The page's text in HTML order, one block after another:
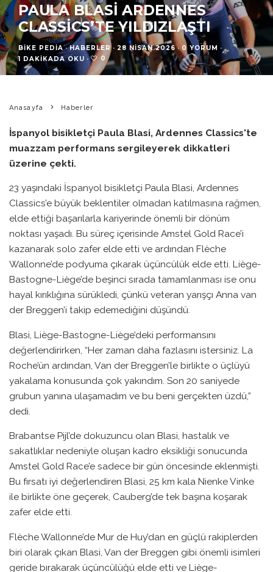
PAULA BLASI ARDENNES
CLASSICS’TE YILDIZLAŞTI
BIKE PEDIA · HABERLER · 28 NISAN 2026 · 0 YORUM ·
1 DAKIKADA OKU · 0
Anasayfa Haberler
İspanyol bisikletçi Paula Blasi, Ardennes Classics'te
muazzam performans sergileyerek dikkatleri
üzerine çekti.
23 yaşındaki İspanyol bisikletçi Paula Blasi, Ardennes
Classics’e büyük beklentiler olmadan katılmasına rağmen,
elde ettiği başarılarla kariyerinde önemli bir dönüm
noktası yaşadı. Bu süreç içerisinde Amstel Gold Race’i
kazanarak solo zafer elde etti ve ardından Flèche
Wallonne’de podyuma çıkarak üçüncülük elde etti. Liège-
Bastogne-Liège’de beşinci sırada tamamlanması ise onu
hayal kırıklığına sürükledi, çünkü veteran yarışçı Anna van
der Breggen’i takip edemediğini düşündü.
Blasi, Liège-Bastogne-Liège’deki performansını
değerlendirirken, “Her zaman daha fazlasını istersiniz. La
Roche’ün ardından, Van der Breggen’le birlikte o üçlüyü
yakalama konusunda çok yakındım. Son 20 saniyede
grubun yanına ulaşamadım ve bu beni gerçekten üzdü,”
dedi.
Brabantse Pijl’de dokuzuncu olan Blasi, hastalık ve
sakatlıklar nedeniyle oluşan kadro eksikliği sonucunda
Amstel Gold Race’e sadece bir gün öncesinde eklenmişti.
Bu fırsatı iyi değerlendiren Blasi, 25 km kala Nienke Vinke
ile birlikte öne geçerek, Cauberg’de tek başına koşarak
zafer elde etti.
Flèche Wallonne’de Mur de Huy’dan en güçlü rakiplerden
biri olarak çıkan Blasi, Van der Breggen gibi önemli isimleri
geride bırakarak üçüncülüğü elde etti ve Liège-